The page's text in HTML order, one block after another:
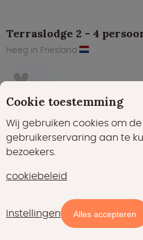
Kaart
Terraslodge 2 - 4
Heeg in Friesland
Cookie toestemming
Wij gebruiken cookies om
gebruikerservaring aan te
bezoekers.
cookiebeleid
Instellingen Alles accepteren